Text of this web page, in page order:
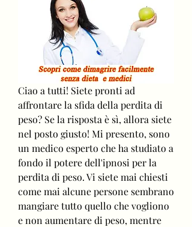
Ciao a tutti! Siete pronti ad
affrontare la sfida della perdita di
peso? Se la risposta è sì, allora siete
nel posto giusto! Mi presento, sono
un medico esperto che ha studiato a
fondo il potere dell'ipnosi per la
perdita di peso. Vi siete mai chiesti
come mai alcune persone sembrano
mangiare tutto quello che vogliono
e non aumentare di peso, mentre